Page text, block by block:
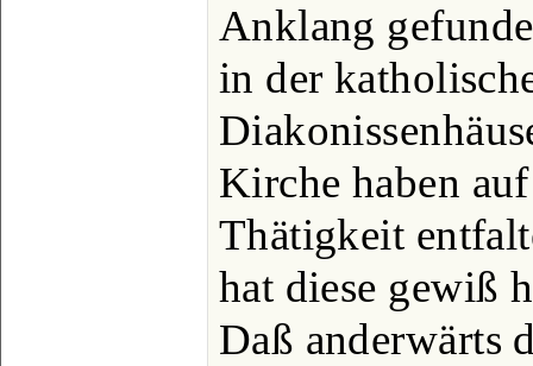
Anklang
in der
Kirche haben
Thätigkeit
hat diese gewiß
Daß anderwärts